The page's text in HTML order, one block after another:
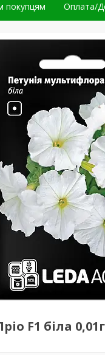
покупцям Оплата/
F1 біла